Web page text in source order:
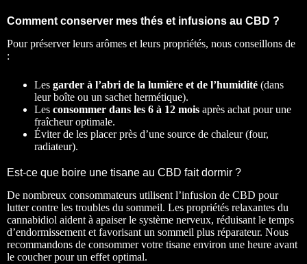
Comment conserver mes thés et infusions au CBD ?
Pour préserver leurs arômes et leurs propriétés, nous conseillons de
:
Les garder à l’abri de la lumière et de l’humidité (dans
leur boîte ou un sachet hermétique).
Les consommer dans les 6 à 12 mois après achat pour une
fraîcheur optimale.
Éviter de les placer près d’une source de chaleur (four,
radiateur).
Est-ce que boire une tisane au CBD fait dormir ?
De nombreux consommateurs utilisent l’infusion de CBD pour
lutter contre les troubles du sommeil. Les propriétés relaxantes du
cannabidiol aident à apaiser le système nerveux, réduisant le temps
d’endormissement et favorisant un sommeil plus réparateur. Nous
recommandons de consommer votre tisane environ une heure avant
le coucher pour un effet optimal.